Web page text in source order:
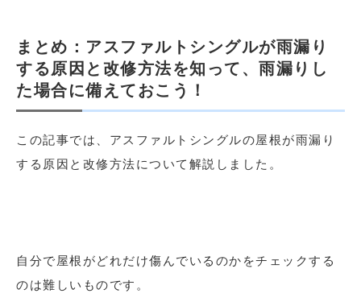
まとめ：アスファルトシングルが雨漏り
する原因と改修方法を知って、雨漏りし
た場合に備えておこう！
この記事では、アスファルトシングルの屋根が雨漏り
する原因と改修方法について解説しました。
自分で屋根がどれだけ傷んでいるのかをチェックする
のは難しいものです。